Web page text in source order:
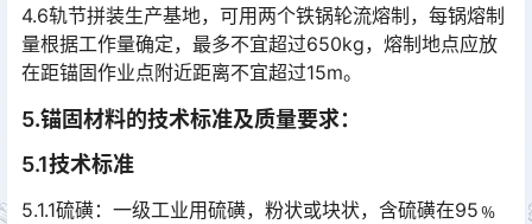
4.6轨节拼装生产基地，可用两个铁锅轮流熔制，每锅熔制
量根据工作量确定，最多不宜超过650kg，熔制地点应放
在距锚固作业点附近距离不宜超过15m。
5.锚固材料的技术标准及质量要求：
5.1技术标准
5.1.1硫磺：一级工业用硫磺，粉状或块状，含硫磺在95﹪